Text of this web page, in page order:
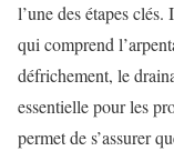
l’une des étapes clés.
qui comprend
défrichement, le
essentielle pour les
permet de s’assurer